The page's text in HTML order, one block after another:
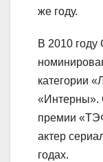
же году.
В 2010
категории
«Интерны».
премии
актер
годах.